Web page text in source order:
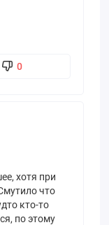
0
хотя при
что
кто-то
по этому